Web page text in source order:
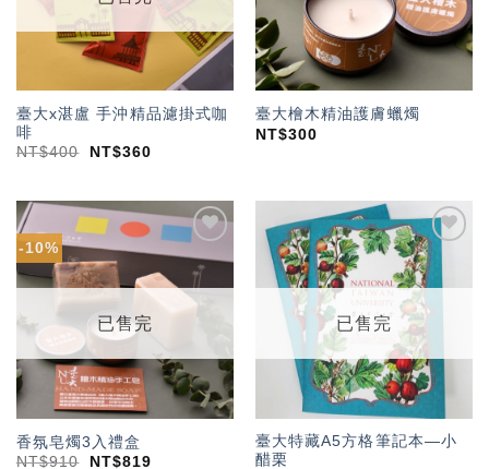
臺大x湛盧 手沖精品濾掛式咖
啡
NT$400 NT$360
臺大檜木精油護膚蠟燭
NT$300
-10%
加入
「願
望輕
單」
已售完
香氛皂燭3入禮盒
NT$910 NT$819
望輕
已售完
臺大特藏A5方格筆記本—小
醋栗